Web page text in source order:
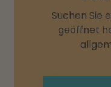
Suchen Sie
geöffnet